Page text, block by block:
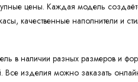
цены. Каждая модель
качественные наполнители и
в наличии разных размеров и
Все изделия можно заказать